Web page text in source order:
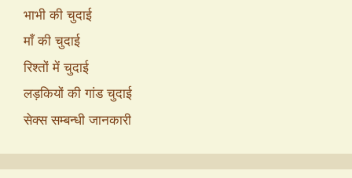
भाभी की चुदाई
माँ की चुदाई
रिश्तों में चुदाई
लड़कियों की गांड चुदाई
सेक्स सम्बन्धी जानकारी